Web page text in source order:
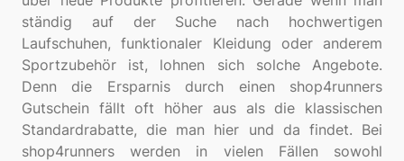
ständig auf der Suche nach hochwertigen
Laufschuhen, funktionaler Kleidung oder anderem
Sportzubehör ist, lohnen sich solche Angebote.
Denn die Ersparnis durch einen shop4runners
Gutschein fällt oft höher aus als die klassischen
Standardrabatte, die man hier und da findet. Bei
shop4runners werden in vielen Fällen sowohl